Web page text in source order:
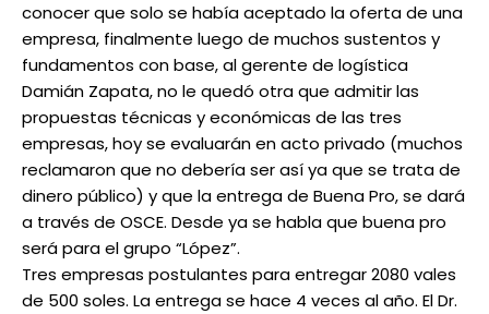
conocer que solo se había aceptado la oferta de una
empresa, finalmente luego de muchos sustentos y
fundamentos con base, al gerente de logística
Damián Zapata, no le quedó otra que admitir las
propuestas técnicas y económicas de las tres
empresas, hoy se evaluarán en acto privado (muchos
reclamaron que no debería ser así ya que se trata de
dinero público) y que la entrega de Buena Pro, se dará
a través de OSCE. Desde ya se habla que buena pro
será para el grupo “López”.
Tres empresas postulantes para entregar 2080 vales
de 500 soles. La entrega se hace 4 veces al año. El Dr.